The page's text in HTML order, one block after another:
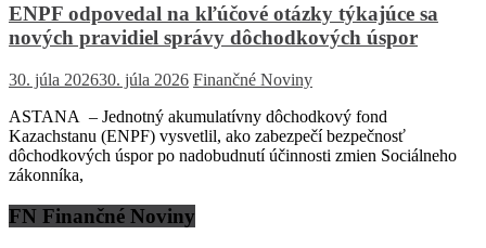
ENPF odpovedal na kľúčové otázky týkajúce sa
nových pravidiel správy dôchodkových úspor
30. júla 202630. júla 2026 Finančné Noviny
ASTANA – Jednotný akumulatívny dôchodkový fond
Kazachstanu (ENPF) vysvetlil, ako zabezpečí bezpečnosť
dôchodkových úspor po nadobudnutí účinnosti zmien Sociálneho
zákonníka,
FN Finančné Noviny